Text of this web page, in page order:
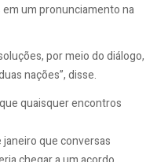
um pronunciamento na
por meio do diálogo,
nações”, disse.
quaisquer encontros
que conversas